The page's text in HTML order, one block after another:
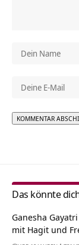
Das könnte
Ganesha
mit Hagit und